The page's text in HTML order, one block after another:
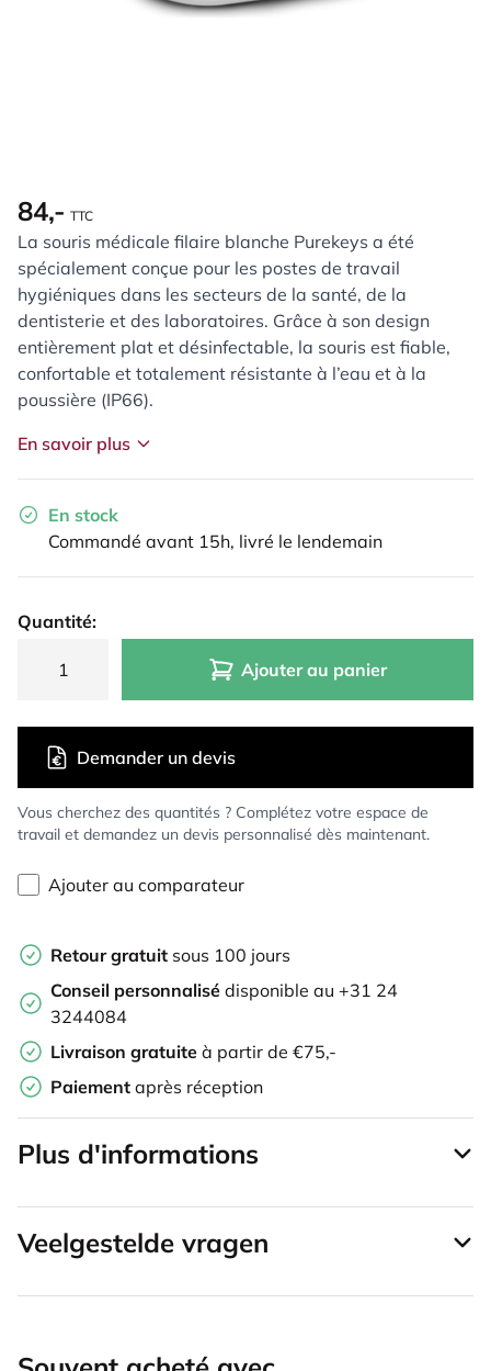
84,- TTC
La souris médicale filaire blanche Purekeys a été
spécialement conçue pour les postes de travail
hygiéniques dans les secteurs de la santé, de la
dentisterie et des laboratoires. Grâce à son design
entièrement plat et désinfectable, la souris est fiable,
confortable et totalement résistante à l’eau et à la
poussière (IP66).
En savoir plus
En stock
Commandé avant 15h, livré le lendemain
Quantité:
Ajouter au panier
Vous cherchez des quantités ? Complétez votre espace de
travail et demandez un devis personnalisé dès maintenant.
Demander un devis
Ajouter au comparateur
Retour gratuit sous 100 jours
Conseil personnalisé disponible au +31 24
3244084
Livraison gratuite à partir de €75,-
Paiement après réception
Plus d'informations
Veelgestelde vragen